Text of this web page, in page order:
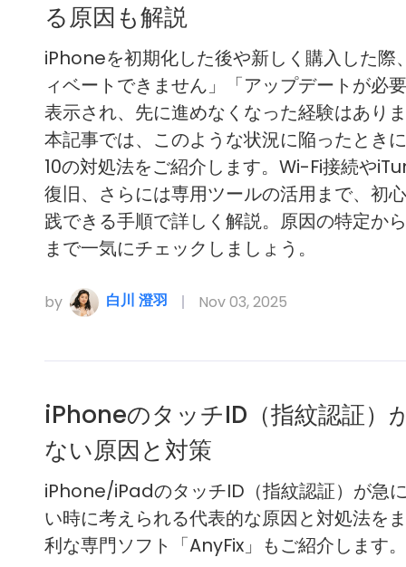
る原因も解説
iPhoneを初期化した後や新しく購入した際
ィベートできません」「アップデートが必
表示され、先に進めなくなった経験はあり
本記事では、このような状況に陥ったとき
10の対処法をご紹介します。Wi-Fi接続や
復旧、さらには専用ツールの活用まで、初
践できる手順で詳しく解説。原因の特定か
まで一気にチェックしましょう。
by 白川 澄羽 Nov 03, 2025
iPhoneのタッチID（指紋認証）
ない原因と対策
iPhone/iPadのタッチID（指紋認証）が急
い時に考えられる代表的な原因と対処法を
利な専門ソフト「AnyFix」もご紹介します。